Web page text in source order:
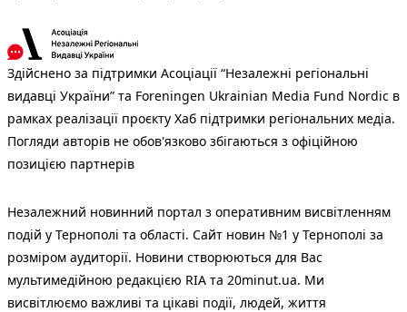
Здійснено за підтримки Асоціації “Незалежні регіональні
видавці України” та Foreningen Ukrainian Media Fund Nordic в
рамках реалізації проєкту Хаб підтримки регіональних медіа.
Погляди авторів не обов'язково збігаються з офіційною
позицією партнерів
Незалежний новинний портал з оперативним висвітленням
подій у Тернополі та області. Сайт новин №1 у Тернополі за
розміром аудиторії. Новини створюються для Вас
мультимедійною редакцією RIA та 20minut.ua. Ми
висвітлюємо важливі та цікаві події, людей, життя